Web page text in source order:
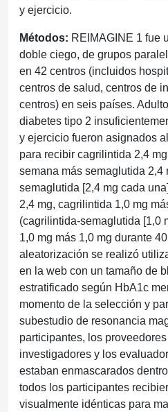
y ejercicio.
Métodos: REIMAGINE 1 fue
doble ciego, de grupos
en 42 centros (incluidos
centros de salud, centros de
centros) en seis países.
diabetes tipo 2
y ejercicio fueron asignados
para recibir cagrilintida 2,4
semana más semaglutida 2,4
semaglutida [2,4 mg cada
2,4 mg, cagrilintida 1,0 mg
(cagrilintida-semaglutida [1,0
1,0 mg más 1,0 mg durante
aleatorización se realizó
en la web con un tamaño de
estratificado según HbA1c
momento de la selección y
subestudio de resonancia
participantes, los
investigadores y los
estaban enmascarados
todos los participantes
visualmente idénticas para